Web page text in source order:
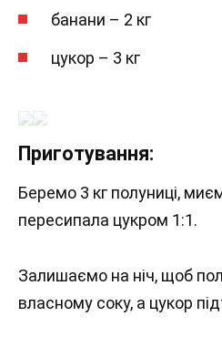
банани – 2 кг
цукор – 3 кг
Приготування:
Беремо 3 кг полуниці,
пересипала цукром 1:1.
Залишаємо на ніч, щоб
власному соку, а цукор